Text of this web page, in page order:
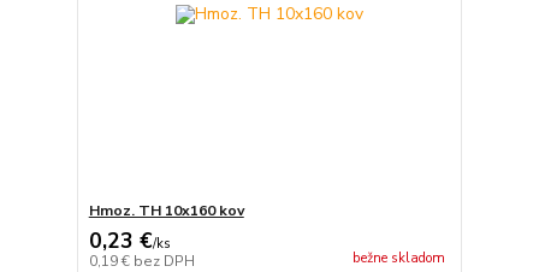
Hmoz. TH 10x160 kov
0,23 €/ks
0,19 € bez DPH bežne skladom